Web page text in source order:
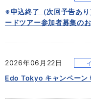
※申込終了（次回予告あ
ードツアー参加者募集の
2026年06月22日
Edo Tokyo キャンペーン